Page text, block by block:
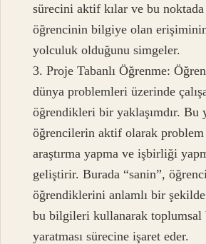
sürecini aktif kılar ve bu noktada
öğrencinin bilgiye olan
yolculuk olduğunu simgeler.
3. Proje Tabanlı Öğrenme:
dünya problemleri üzerinde
öğrendikleri bir yaklaşımdır. Bu
öğrencilerin aktif olarak problem
araştırma yapma ve işbirliği
geliştirir. Burada “sanin”,
öğrendiklerini anlamlı bir
bu bilgileri kullanarak toplumsal
yaratması sürecine işaret eder.